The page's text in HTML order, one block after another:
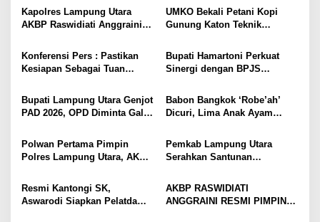
o
Pariwisata Menggeliat
Kapolres Lampung Utara
AKBP Raswidiati Anggraini
Tokoh Masyarakat dan Adat
Perkuat Kamtibmas
UMKO Bekali Petani Kopi
Gunung Katon Teknik
Jual Hasil Panen Meningkat
Konferensi Pers : Pastikan
Kesiapan Sebagai Tuan
Tiga Venue Pelaksanaan
Soeratin Cup Piala Gubernur
Bupati Hamartoni Perkuat
Sinergi dengan BPJS
Kesehatan Makin Cepat dan
Mudah
Bupati Lampung Utara Genjot
PAD 2026, OPD Diminta Gali
hingga Optimalkan PBB-P2
Babon Bangkok ‘Robe’ah’
Dicuri, Lima Anak Ayam
Gang Jalaba Kotabumi Heboh
Polwan Pertama Pimpin
Polres Lampung Utara, AKBP
Pedang Pora
Pemkab Lampung Utara
Serahkan Santunan
Korban Kebakaran
Resmi Kantongi SK,
Aswarodi Siapkan Pelatda
AKBP RASWIDIATI
ANGGRAINI RESMI PIMPIN